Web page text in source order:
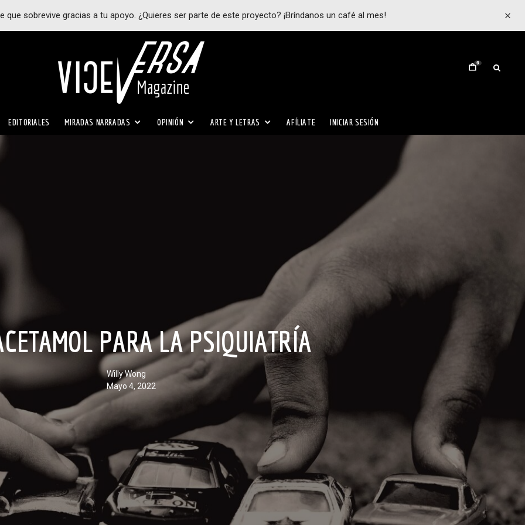
que sobrevive gracias a tu apoyo. ¿Quieres ser parte de este proyecto? ¡Bríndanos un café al mes!
0
EDITORIALES MIRADAS NARRADAS OPINIÓN ARTE Y LETRAS AFÍLIATE INICIAR SESIÓN
PARA LA PSIQUIATRÍA
Willy Wong
mayo 4, 2022